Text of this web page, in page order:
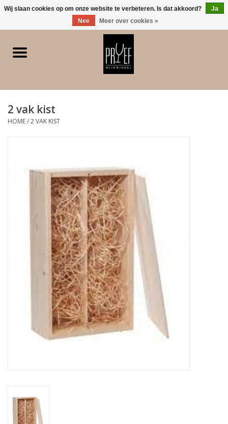
0 Artikelen - €0,00
Home
Witte wijn
Dessert/Versterkt/Gedistilleerd
Geschenken
Cadeaubon
2 vak kist
HOME/2 VAK KIST
Wij slaan cookies op om onze website te verbeteren. Is dat akkoord?
Ja
Nee
Meer over cookies »